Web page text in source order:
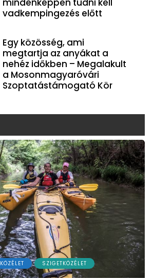
mindenképpen tudni kell
vadkempingezés előtt
Egy közösség, ami
megtartja az anyákat a
nehéz időkben – Megalakult
a Mosonmagyaróvári
Szoptatástámogató Kör
KÖZÉLET SZIGETKÖZÉLET